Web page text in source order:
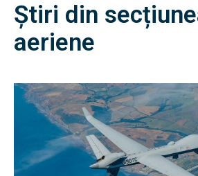
Știri din
aeriene